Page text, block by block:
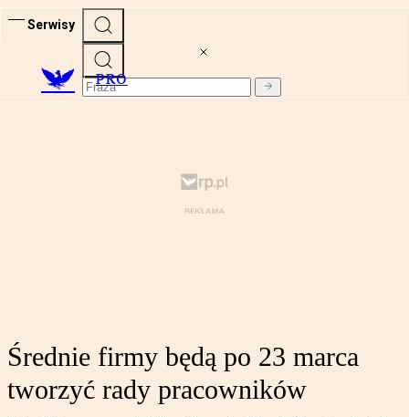
Serwisy
PRO
Średnie firmy będą po 23 marca
tworzyć rady pracowników